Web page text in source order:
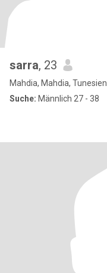
sarra, 23
Mahdia, Mahdia, Tunesien
Suche: Männlich 27 - 38